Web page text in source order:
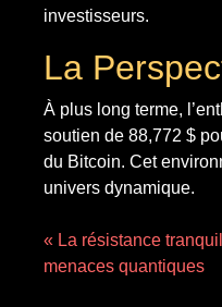
investisseurs.
La
À plus long terme,
soutien de 88,772 $
du Bitcoin. Cet
univers dynamique.
« La résistance
menaces quantiques